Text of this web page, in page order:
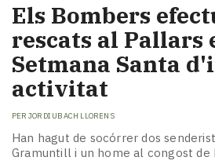
Els Bombers
rescats al Pallars
Setmana Santa
activitat
PER JORDI UBACH LLORENS
Han hagut de socórrer dos
Gramuntill i un home al congost de